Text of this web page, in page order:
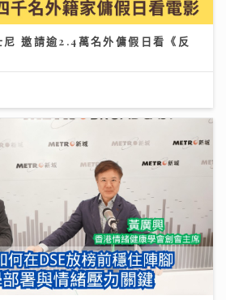
邀請逾2.4萬名外傭假日看《反